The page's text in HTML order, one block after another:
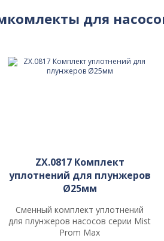
для
ZX.0817 Комплект
уплотнений для плунжеров
Ø25мм
Сменный комплект уплотнений
для плунжеров насосов серии Mist
Prom Max